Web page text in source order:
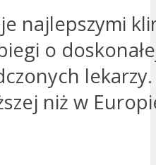
najlepszymi
o
niż w